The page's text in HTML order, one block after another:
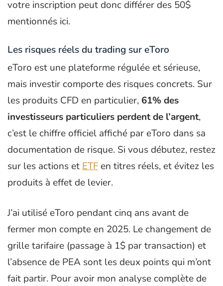
votre inscription peut donc différer des 50$
mentionnés ici.
Les risques réels du trading sur eToro
eToro est une plateforme régulée et sérieuse,
mais investir comporte des risques concrets. Sur
les produits CFD en particulier, 61% des
investisseurs particuliers perdent de l’argent,
c’est le chiffre officiel affiché par eToro dans sa
documentation de risque. Si vous débutez, restez
sur les actions et ETF en titres réels, et évitez les
produits à effet de levier.
J’ai utilisé eToro pendant cinq ans avant de
fermer mon compte en 2025. Le changement de
grille tarifaire (passage à 1$ par transaction) et
l’absence de PEA sont les deux points qui m’ont
fait partir. Pour avoir mon analyse complète de